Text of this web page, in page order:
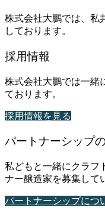
株式会社大鵬では、私
しております。
採用情報
株式会社大鵬では一緒
ております。
採用情報を見る
パートナーシップ
私どもと一緒にクラフ
ナー醸造家を募集して
パートナーシップにつ